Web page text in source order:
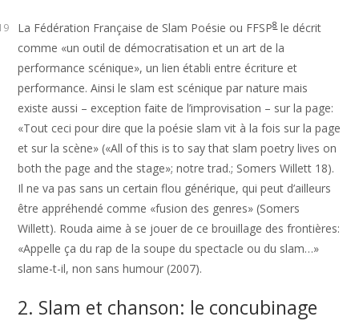
La Fédération Française de Slam Poésie ou FFSP8le décrit
comme «un outil de démocratisation et un art de la
performance scénique», un lien établi entre écriture et
performance. Ainsi le slam est scénique par nature mais
existe aussi – exception faite de l’improvisation – sur la page:
«Tout ceci pour dire que la poésie slam vit à la fois sur la page
et sur la scène» («All of this is to say that slam poetry lives on
both the page and the stage»; notre trad.; Somers Willett 18).
Il ne va pas sans un certain flou générique, qui peut d’ailleurs
être appréhendé comme «fusion des genres» (Somers
Willett). Rouda aime à se jouer de ce brouillage des frontières:
«Appelle ça du rap de la soupe du spectacle ou du slam…»
slame-t-il, non sans humour (2007).
2. Slam et chanson: le concubinage